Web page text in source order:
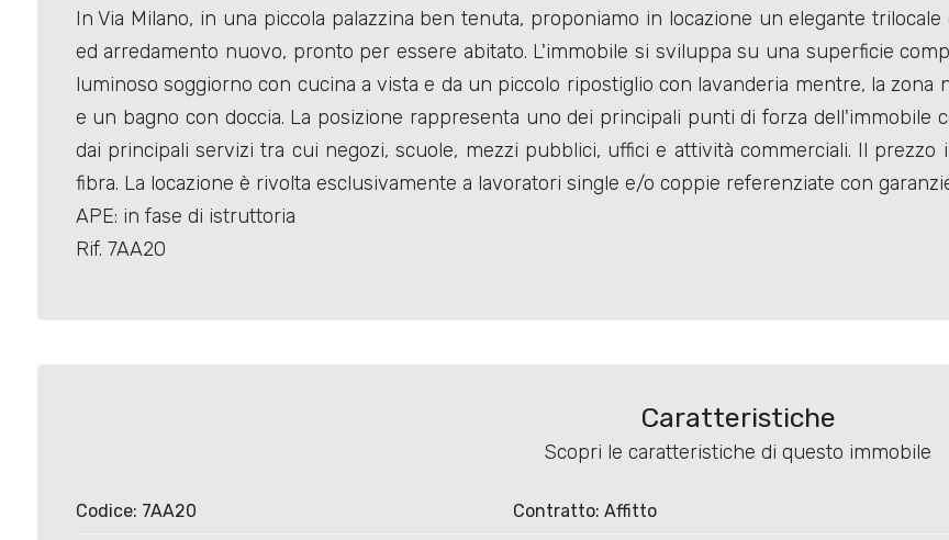
In Via Milano, in una piccola palazzina ben tenuta, proponiamo in locazione un elegante
ed arredamento nuovo, pronto per essere abitato. L'immobile si sviluppa su una superficie
luminoso soggiorno con cucina a vista e da un piccolo ripostiglio con lavanderia mentre, la
e un bagno con doccia. La posizione rappresenta uno dei principali punti di forza dell'immobile
dai principali servizi tra cui negozi, scuole, mezzi pubblici, uffici e attività commerciali. Il
fibra. La locazione è rivolta esclusivamente a lavoratori single e/o coppie referenziate con
APE: in fase di istruttoria
Rif. 7AA20
Caratteristiche
Scopri le caratteristiche di questo immobile
Codice: 7AA20 Contratto: Affitto
Totale